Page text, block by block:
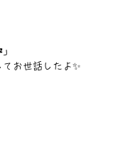
お世話したよ✨